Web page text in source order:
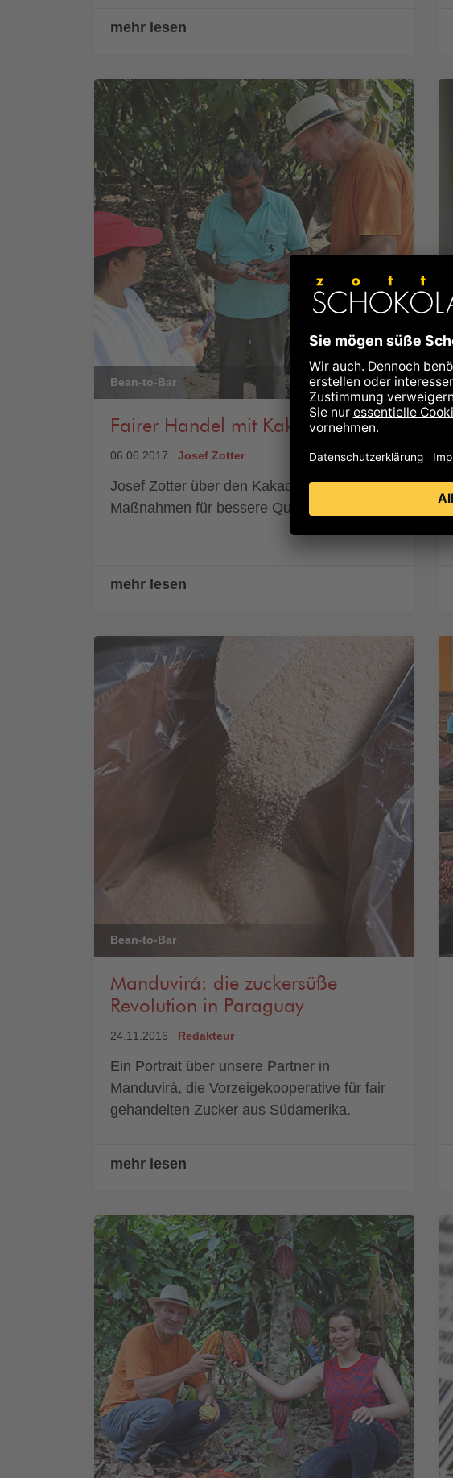
mehr lesen
Bean-to-Bar
Fairer Handel mit Kakaobauern
06.06.2017 Josef Zotter
Josef Zotter über den Kakaohandel und
Maßnahmen für bessere Qualität.
mehr lesen
Bean-to-Bar
Manduvirá: die zuckersüße
Revolution in Paraguay
24.11.2016 Redakteur
Ein Portrait über unsere Partner in
Manduvirá, die Vorzeigekooperative für fair
gehandelten Zucker aus Südamerika.
mehr lesen